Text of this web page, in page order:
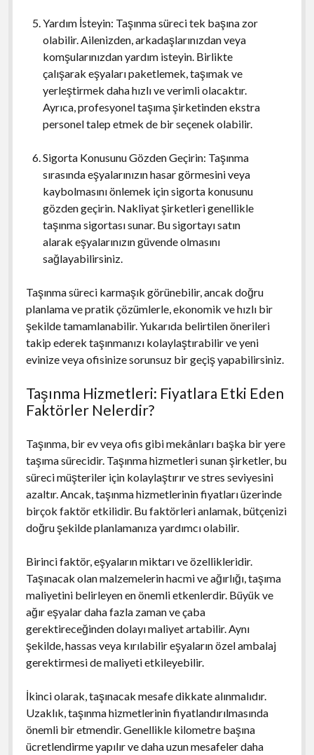
Yardım İsteyin: Taşınma süreci tek başına zor
olabilir. Ailenizden, arkadaşlarınızdan veya
komşularınızdan yardım isteyin. Birlikte
çalışarak eşyaları paketlemek, taşımak ve
yerleştirmek daha hızlı ve verimli olacaktır.
Ayrıca, profesyonel taşıma şirketinden ekstra
personel talep etmek de bir seçenek olabilir.
Sigorta Konusunu Gözden Geçirin: Taşınma
sırasında eşyalarınızın hasar görmesini veya
kaybolmasını önlemek için sigorta konusunu
gözden geçirin. Nakliyat şirketleri genellikle
taşınma sigortası sunar. Bu sigortayı satın
alarak eşyalarınızın güvende olmasını
sağlayabilirsiniz.
Taşınma süreci karmaşık görünebilir, ancak doğru
planlama ve pratik çözümlerle, ekonomik ve hızlı bir
şekilde tamamlanabilir. Yukarıda belirtilen önerileri
takip ederek taşınmanızı kolaylaştırabilir ve yeni
evinize veya ofisinize sorunsuz bir geçiş yapabilirsiniz.
Taşınma Hizmetleri: Fiyatlara Etki Eden
Faktörler Nelerdir?
Taşınma, bir ev veya ofis gibi mekânları başka bir yere
taşıma sürecidir. Taşınma hizmetleri sunan şirketler, bu
süreci müşteriler için kolaylaştırır ve stres seviyesini
azaltır. Ancak, taşınma hizmetlerinin fiyatları üzerinde
birçok faktör etkilidir. Bu faktörleri anlamak, bütçenizi
doğru şekilde planlamanıza yardımcı olabilir.
Birinci faktör, eşyaların miktarı ve özellikleridir.
Taşınacak olan malzemelerin hacmi ve ağırlığı, taşıma
maliyetini belirleyen en önemli etkenlerdir. Büyük ve
ağır eşyalar daha fazla zaman ve çaba
gerektireceğinden dolayı maliyet artabilir. Aynı
şekilde, hassas veya kırılabilir eşyaların özel ambalaj
gerektirmesi de maliyeti etkileyebilir.
İkinci olarak, taşınacak mesafe dikkate alınmalıdır.
Uzaklık, taşınma hizmetlerinin fiyatlandırılmasında
önemli bir etmendir. Genellikle kilometre başına
ücretlendirme yapılır ve daha uzun mesafeler daha